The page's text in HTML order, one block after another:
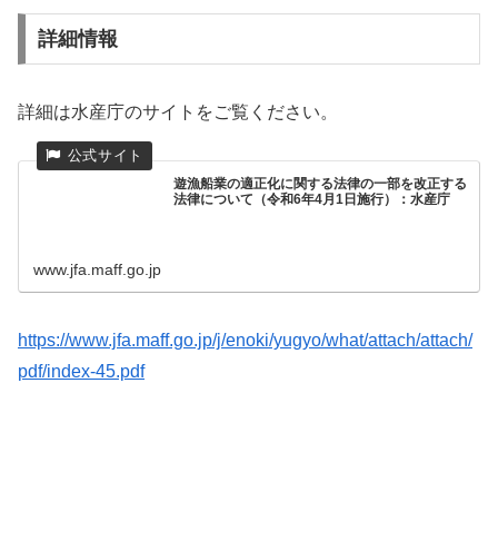
詳細情報
詳細は水産庁のサイトをご覧ください。
遊漁船業の適正化に関する法律の一部を改正する
法律について（令和6年4月1日施行）：水産庁
www.jfa.maff.go.jp
https://www.jfa.maff.go.jp/j/enoki/yugyo/what/attach/attach/
pdf/index-45.pdf